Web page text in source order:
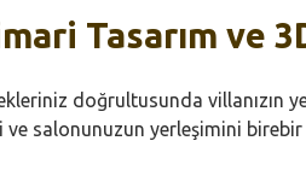
Tasarım ve
doğrultusunda villanızın
ve salonunuzun yerleşimini